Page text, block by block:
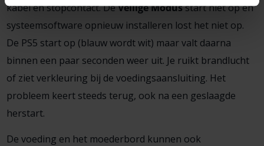
kabel en stopcontact. DeVeilige Modusstart niet op en
systeemsoftware opnieuw installeren lost het niet op.
De PS5 start op (blauw wordt wit) maar valt daarna
binnen een paar seconden weer uit. Je ruikt brandlucht
of ziet verkleuring bij de voedingsaansluiting. Het
probleem keert steeds terug, ook na een geslaagde
herstart.
De voeding en het moederbord kunnen ook